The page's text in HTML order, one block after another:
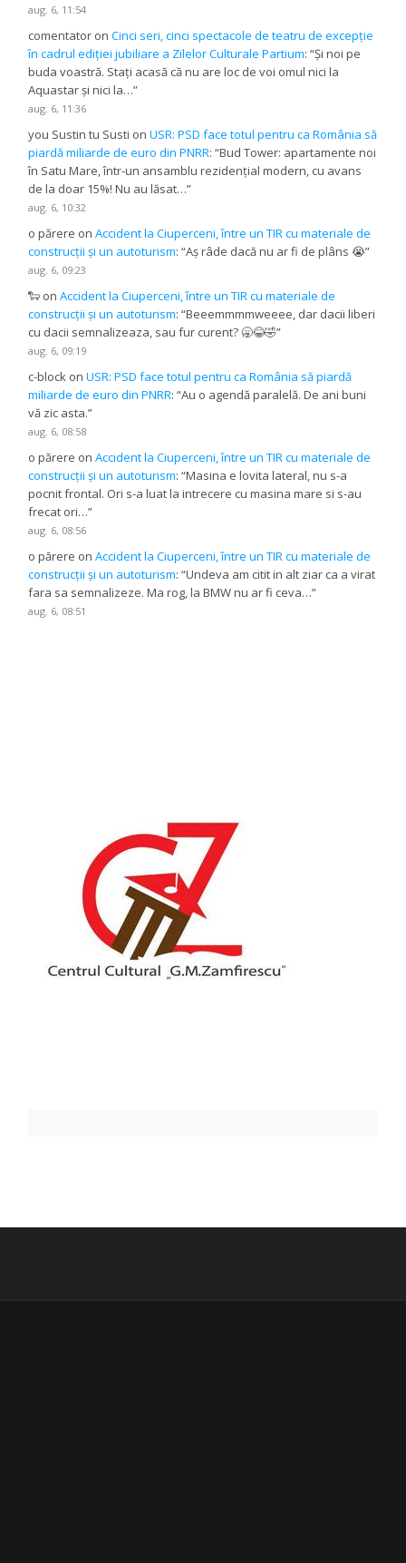
aug. 6, 11:54
comentator onCinci seri, cinci spectacole de teatru de excepție
în cadrul ediției jubiliare a Zilelor Culturale Partium: “Și noi pe
buda voastră. Stați acasă că nu are loc de voi omul nici la
Aquastar și nici la…”
aug. 6, 11:36
you Sustin tu Susti onUSR: PSD face totul pentru ca România să
piardă miliarde de euro din PNRR: “Bud Tower: apartamente noi
în Satu Mare, într-un ansamblu rezidențial modern, cu avans
de la doar 15%! Nu au lăsat…”
aug. 6, 10:32
o părere onAccident la Ciuperceni, între un TIR cu materiale de
construcții și un autoturism: “Aș râde dacă nu ar fi de plâns 😭”
aug. 6, 09:23
🐑 onAccident la Ciuperceni, între un TIR cu materiale de
construcții și un autoturism: “Beeemmmmweeee, dar dacii liberi
cu dacii semnalizeaza, sau fur curent? 🥱😂🤣”
aug. 6, 09:19
c-block onUSR: PSD face totul pentru ca România să piardă
miliarde de euro din PNRR: “Au o agendă paralelă. De ani buni
vă zic asta.”
aug. 6, 08:58
o părere onAccident la Ciuperceni, între un TIR cu materiale de
construcții și un autoturism: “Masina e lovita lateral, nu s-a
pocnit frontal. Ori s-a luat la intrecere cu masina mare si s-au
frecat ori…”
aug. 6, 08:56
o părere onAccident la Ciuperceni, între un TIR cu materiale de
construcții și un autoturism: “Undeva am citit in alt ziar ca a virat
fara sa semnalizeze. Ma rog, la BMW nu ar fi ceva…”
aug. 6, 08:51